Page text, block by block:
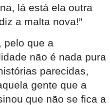
lá está ela outra
a malta nova!”
pelo que a
não é nada pura
parecidas,
gente que a
que não se fica a